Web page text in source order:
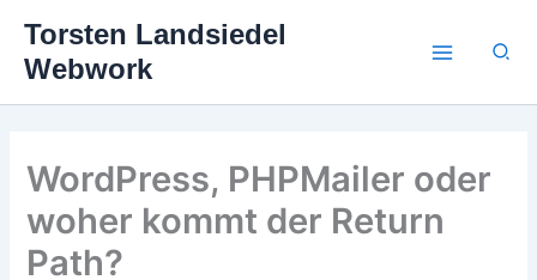
Inhalt
springen
Torsten Landsiedel
Webwork
WordPress, PHPMailer oder
woher kommt der Return
Path?